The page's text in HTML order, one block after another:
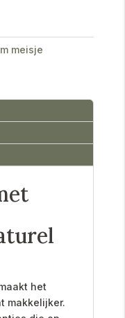
meisje
het
makkelijker.